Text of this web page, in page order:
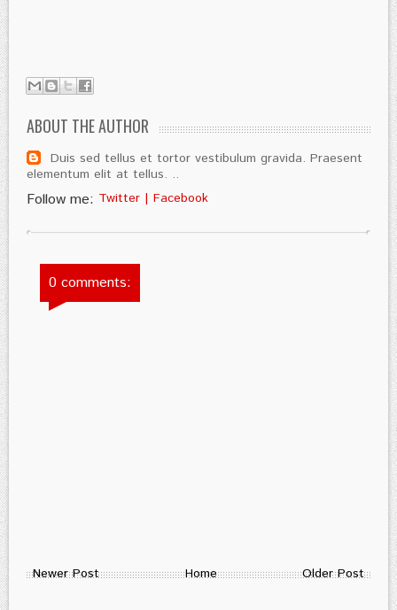
ABOUT THE AUTHOR
Duis sed tellus et tortor vestibulum gravida. Praesent
elementum elit at tellus. ..
Follow me: Twitter | Facebook
0 comments:
Newer Post Home Older Post